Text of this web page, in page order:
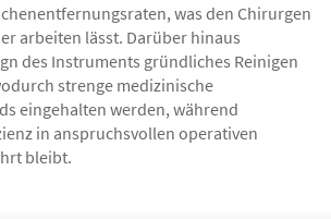
was den Chirurgen
arbeiten lässt. Darüber hinaus
des Instruments gründliches Reinigen
strenge medizinische
eingehalten werden, während
in anspruchsvollen operativen
bleibt.